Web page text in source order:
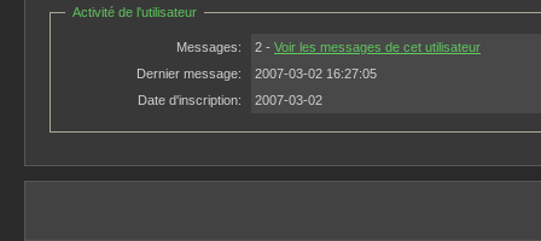
Activité de l'utilisateur
Messages: 2 - Voir les messages de cet utilisateur
Dernier message:
2007-03-02 16:27:05
Date d'inscription:
2007-03-02